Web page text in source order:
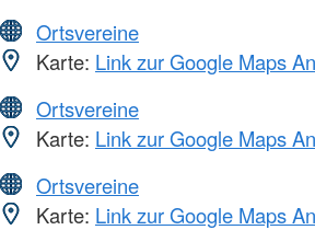
Ortsvereine
Karte: Link zur Google Maps
Ortsvereine
Karte: Link zur Google Maps
Ortsvereine
Karte: Link zur Google Maps